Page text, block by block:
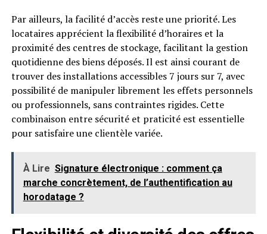
Par ailleurs, la facilité d’accès reste une priorité. Les
locataires apprécient la flexibilité d’horaires et la
proximité des centres de stockage, facilitant la gestion
quotidienne des biens déposés. Il est ainsi courant de
trouver des installations accessibles 7 jours sur 7, avec
possibilité de manipuler librement les effets personnels
ou professionnels, sans contraintes rigides. Cette
combinaison entre sécurité et praticité est essentielle
pour satisfaire une clientèle variée.
À Lire Signature électronique : comment ça
marche concrètement, de l’authentification au
horodatage ?